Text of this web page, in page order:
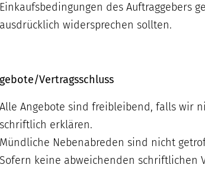
Einkaufsbedingungen des Auftraggebers
ausdrücklich widersprechen sollten.
Vertragsschluss
Alle Angebote sind freibleibend, falls wir
schriftlich erklären.
Mündliche Nebenabreden sind nicht
Sofern keine abweichenden schriftlichen